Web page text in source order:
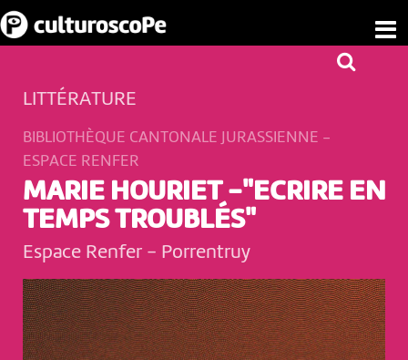
LITTÉRATURE
BIBLIOTHÈQUE CANTONALE JURASSIENNE -
ESPACE RENFER
MARIE HOURIET -"ECRIRE EN
TEMPS TROUBLÉS"
Espace Renfer - Porrentruy